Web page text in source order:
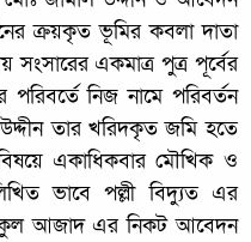
ক্রয়কৃত ভূমির কবলা দাতা
সংসারের একমাত্র পুত্র পূর্বের
নিজ নামে পরিবর্তন
উদ্দীন তার খরিদকৃত জমি হতে
বিষয়ে একাধিকবার মৌখিক ও
ভাবে পল্লী বিদ্যুত এর
আজাদ এর নিকট আবেদন